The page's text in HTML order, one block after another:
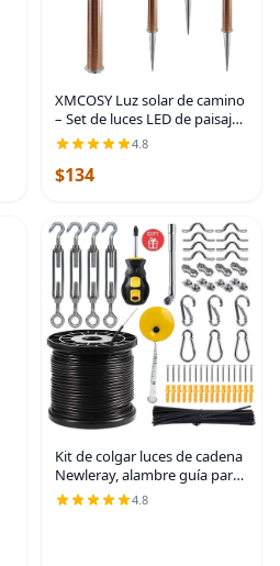
XMCOSY Luz solar de camino
– Set de luces LED de paisaje
automáticas (2 unidades),
cubierta de cristal
impermeable, brillo, luz
4.8
$134
Kit de colgar luces de cadena
Newleray, alambre guía para
luces de cadena al aire libre,
4.8